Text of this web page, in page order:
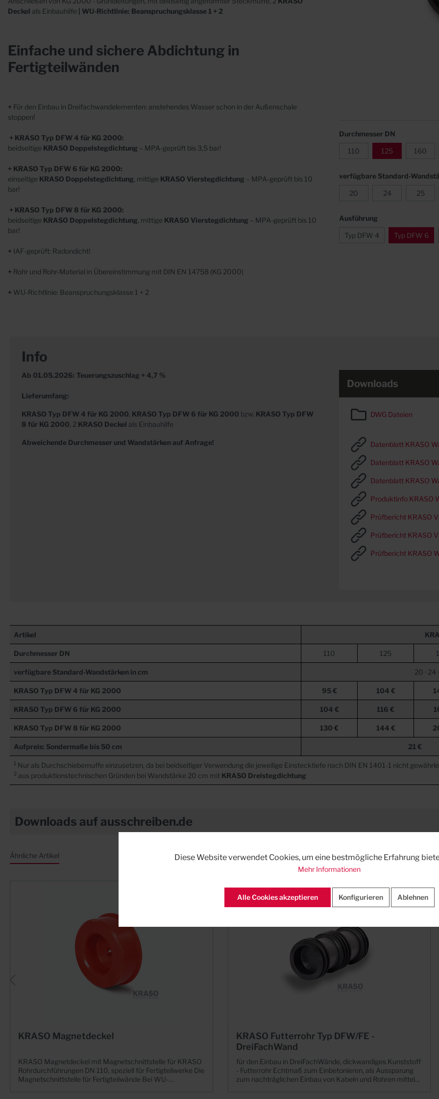
Abläufe
Beton
Sonderanfertigungen
Kunststoff
Durchmesser DN
110 125 160
verfügbare Standard-
20 24 25
Ausführung
Typ DFW 4 Typ DFW 6
Deckel als Einbauhilfe | WU-Richtlinie: Beanspruchungsklasse 1 + 2
Einfache und sichere Abdichtung in
Fertigteilwänden
+ Für den Einbau in Dreifachwandelementen: anstehendes Wasser schon in der Außenschale
stoppen!
+ KRASO Typ DFW 4 für KG 2000:
beidseitige KRASO Doppelstegdichtung – MPA-geprüft bis 3,5 bar!
+ KRASO Typ DFW 6 für KG 2000:
einseitige KRASO Doppelstegdichtung, mittige KRASO Vierstegdichtung – MPA-geprüft bis 10
bar!
+ KRASO Typ DFW 8 für KG 2000:
beidseitige KRASO Doppelstegdichtung, mittige KRASO Vierstegdichtung – MPA-geprüft bis 10
bar!
+ IAF-geprüft: Radondicht!
+ Rohr und Rohr-Material in Übereinstimmung mit DIN EN 14758 (KG 2000)
+ WU-Richtlinie: Beanspruchungsklasse 1 + 2
Info
Ab 01.05.2026: Teuerungszuschlag + 4,7 %
Lieferumfang:
KRASO Typ DFW 4 für KG 2000, KRASO Typ DFW 6 für KG 2000 bzw. KRASO Typ DFW
8 für KG 2000, 2 KRASO Deckel als Einbauhilfe
Abweichende Durchmesser und Wandstärken auf Anfrage!
Downloads
DWG Dateien
Datenblatt KRASO
Datenblatt KRASO
Datenblatt KRASO
Produktinfo KRASO
Prüfbericht KRASO
Prüfbericht KRASO
Prüfbericht KRASO
Artikel
Durchmesser DN 110 125
verfügbare Standard-Wandstärken in cm 20 · 24
KRASO Typ DFW 4 für KG 2000 95 € 104 €
KRASO Typ DFW 6 für KG 2000 104 € 116 €
KRASO Typ DFW 8 für KG 2000 130 € 144 €
Aufpreis: Sondermaße bis 50 cm 21 €
1 Nur als Durchschiebemuffe einzusetzen, da bei beidseitiger Verwendung die jeweilige Einstecktiefe nach DIN EN 1401-1 nicht
2 aus produktionstechnischen Gründen bei Wandstärke 20 cm mit KRASO Dreistegdichtung
Downloads auf ausschreiben.de
Ähnliche Artikel
KRASO Magnetdeckel
KRASO Magnetdeckel mit Magnetschnittstelle für KRASO
Rohrdurchführungen DN 110, speziell für Fertigteilwerke Die
Magnetschnittstelle für Fertigteilwände Bei WU-
KRASO Futterrohr Typ DFW/FE -
DreiFachWand
für den Einbau in DreiFachWände, dickwandiges Kunststoff
- Futterrohr Echtmaß zum Einbetonieren, als Aussparung
zum nachträglichen Einbau von Kabeln und Rohren mittels
Diese Website verwendet Cookies, um eine bestmögliche Erfahrung
Mehr Informationen
Alle Cookies akzeptieren Konfigurieren Ablehnen